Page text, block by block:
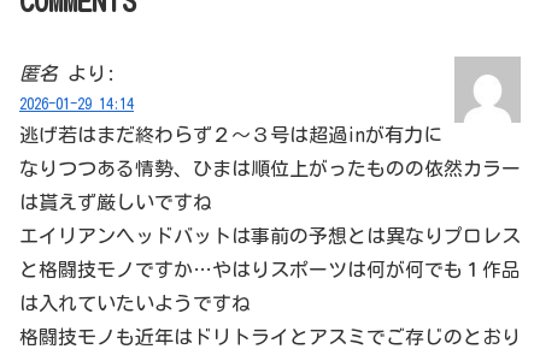
匿名 より:
2026-01-29 14:14
逃げ若はまだ終わらず２～３号は超過inが有力に
なりつつある情勢、ひまは順位上がったものの依然カラー
は貰えず厳しいですね
エイリアンヘッドバットは事前の予想とは異なりプロレス
と格闘技モノですか…やはりスポーツは何が何でも１作品
は入れていたいようですね
格闘技モノも近年はドリトライとアスミでご存じのとおり